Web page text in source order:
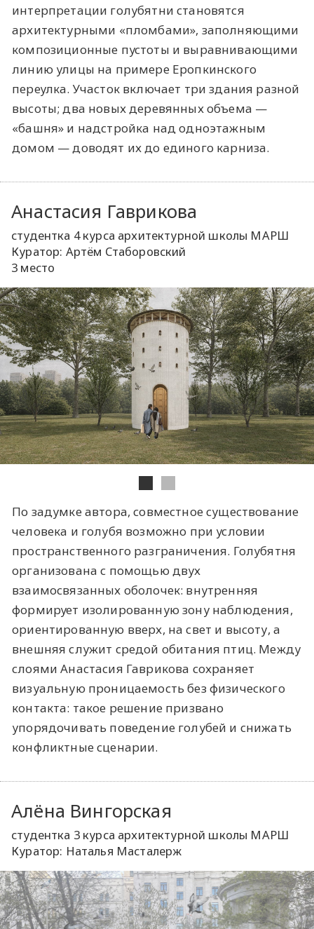
интерпретации голубятни становятся
архитектурными «пломбами», заполняющими
композиционные пустоты и выравнивающими
линию улицы на примере Еропкинского
переулка. Участок включает три здания разной
высоты; два новых деревянных объема —
«башня» и надстройка над одноэтажным
домом — доводят их до единого карниза.
Анастасия Гаврикова
студентка 4 курса архитектурной школы МАРШ
Куратор: Артём Стаборовский
3 место
По задумке автора, совместное существование
человека и голубя возможно при условии
пространственного разграничения. Голубятня
организована с помощью двух
взаимосвязанных оболочек: внутренняя
формирует изолированную зону наблюдения,
ориентированную вверх, на свет и высоту, а
внешняя служит средой обитания птиц. Между
слоями Анастасия Гаврикова сохраняет
визуальную проницаемость без физического
контакта: такое решение призвано
упорядочивать поведение голубей и снижать
конфликтные сценарии.
Алёна Вингорская
студентка 3 курса архитектурной школы МАРШ
Куратор: Наталья Масталерж